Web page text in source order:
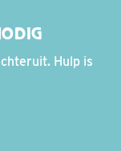
Hulp is